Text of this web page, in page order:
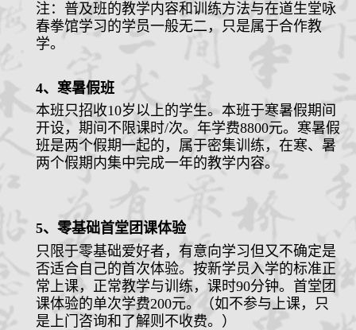
注：普及班的教学内容和训练方法与在道生堂咏
春拳馆学习的学员一般无二，只是属于合作教
学。
4、寒暑假班
本班只招收10岁以上的学生。本班于寒暑假期间
开设， 期间不限课时/次。年学费8800元。寒暑假
班是两个假期一起的，属于密集训练，在寒、暑
两个假期内集中完成一年的教学内容。
5、零基础首堂团课体验
只限于零基础爱好者，有意向学习但又不确定是
否适合自己的首次体验。按新学员入学的标准正
常上课，正常教学与训练，课时90分钟。首堂团
课体验的单次学费200元。（如不参与上课，只
是上门咨询和了解则不收费。）